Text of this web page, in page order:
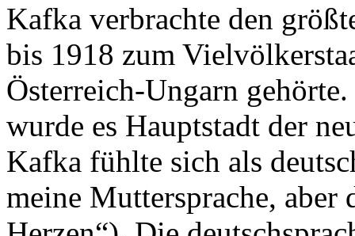
Kafka verbrachte den
bis 1918 zum
Österreich-Ungarn
wurde es Hauptstadt der
Kafka fühlte sich als
meine Muttersprache, aber